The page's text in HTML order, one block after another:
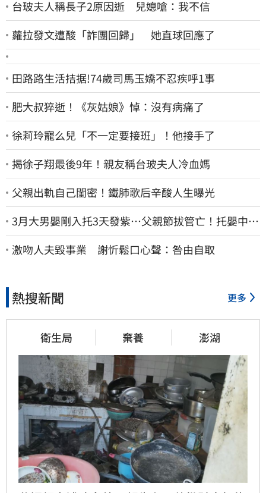
台玻夫人稱長子2原因逝 兒媳嗆：我不信
蘿拉發文遭酸「詐團回歸」 她直球回應了
田路路生活拮据!74歲司馬玉嬌不忍疾呼1事
肥大叔猝逝！《灰姑娘》悼：沒有病痛了
徐莉玲寵么兒「不一定要接班」！他接手了
揭徐子翔最後9年！親友稱台玻夫人冷血媽
父親出軌自己閨密！鐵肺歌后辛酸人生曝光
3月大男嬰剛入托3天發紫…父親節拔管亡！托嬰中心
回9字
激吻人夫毀事業 謝忻鬆口心聲：咎由自取
熱搜新聞 更多
衛生局 棄養 澎湖